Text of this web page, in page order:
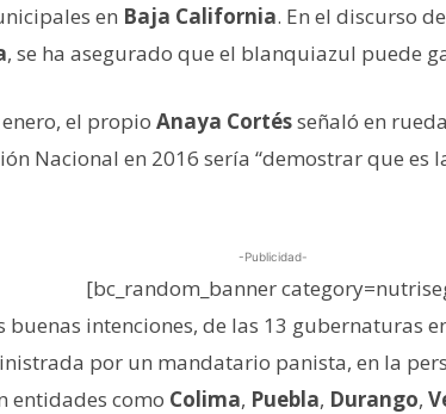
en Baja California. En el discurso
, se ha asegurado que el blanquiazul puede
el propio Anaya Cortésseñaló en
Nacional en 2016 sería “demostrar que es
-Publicidad-
[bc_random_banner
buenas intenciones, de las 13 gubernaturas
por un mandatario panista, en la
entidades como Colima, Puebla, Durango,